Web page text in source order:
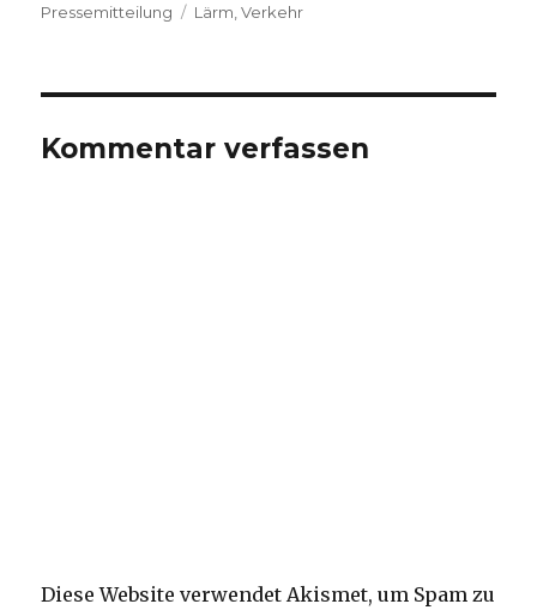
am
Pressemitteilung
Schlagwörter
Lärm ,Verkehr
Kommentar verfassen
Diese Website verwendet Akismet, um Spam zu